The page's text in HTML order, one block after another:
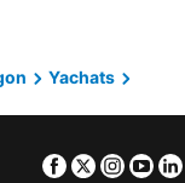
Yachats
Facebook
Twitter